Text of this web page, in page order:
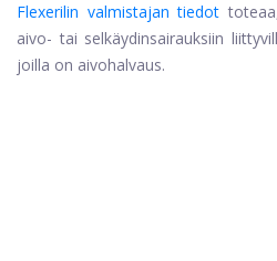
Flexerilin valmistajan tiedot
aivo- tai selkäydinsairauksiin
joilla on aivohalvaus.